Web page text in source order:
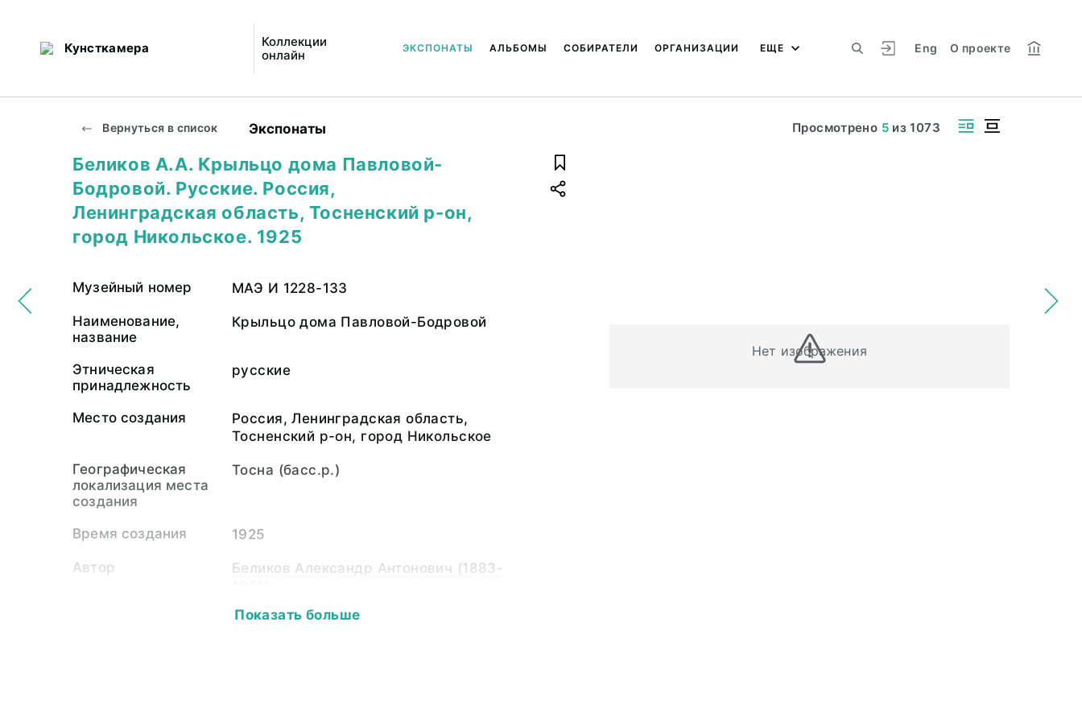
Кунсткамера
Коллекции
онлайн
Eng О проекте
ЭКСПОНАТЫ АЛЬБОМЫ СОБИРАТЕЛИ ОРГАНИЗАЦИИ ЕЩЕ
Вернуться в список Экспонаты Просмотрено 5из1073
Нет изображения
Беликов А.А. Крыльцо дома Павловой-
Бодровой. Русские. Россия,
Ленинградская область, Тосненский р-он,
город Никольское. 1925
Музейный номер МАЭ И 1228-133
Наименование,
название
Крыльцо дома Павловой-Бодровой
Этническая
принадлежность
русские
Место создания
Россия, Ленинградская область,
Тосненский р-он, город Никольское
Географическая
локализация места
создания
Тосна (басс.р.)
Время создания 1925
Автор
Беликов Александр Антонович (1883-
Беликов Александр Антонович (1883-
Показать больше